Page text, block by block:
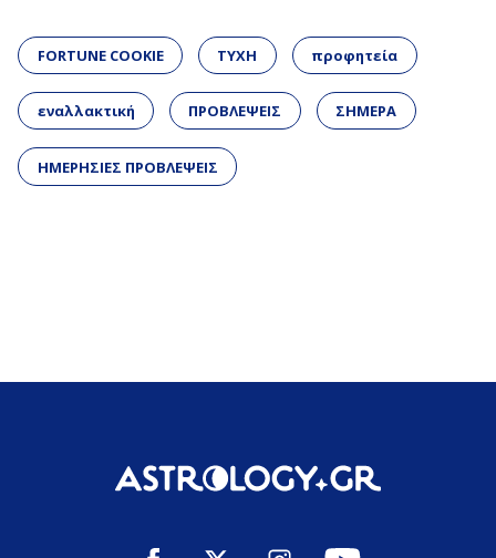
FORTUNE COOKIE ΤΥΧΗ προφητεία
εναλλακτική ΠΡΟΒΛΕΨΕΙΣ ΣΗΜΕΡΑ
ΗΜΕΡΗΣΙΕΣ ΠΡΟΒΛΕΨΕΙΣ